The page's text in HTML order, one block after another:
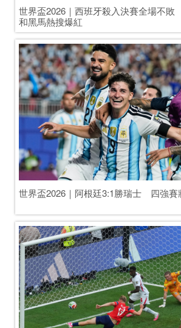
世界盃2026 場邊花絮
世界盃2026｜阿根廷球迷聯名要求決
賽　另有逾兩千萬簽名籲將阿「踢出世盃
世界盃2026｜國際足協公布最佳陣容
果　佛得角門將禾仙夏爆冷入選
世界盃2026｜德國轉會市場更新球員
據　佛得角門將屢獻神撲身價暴漲10倍
世界盃2026｜傳阿足協主席涉違規金
遭FBI盤查　足協澄清謠言
世界盃2026｜伊朗外交部：以色列支
廷隊釋放「負能量」致落敗
世界盃2026｜FIFA對阿根廷足總及球員啟動調查　
衝突與政治標語